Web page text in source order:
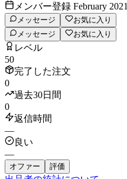
メンバー登録 February 2021
メッセージ
お気に入り
メッセージ
お気に入り
レベル
50
完了した注文
0
過去30日間
0
返信時間
—
良い
—
オファー 評価